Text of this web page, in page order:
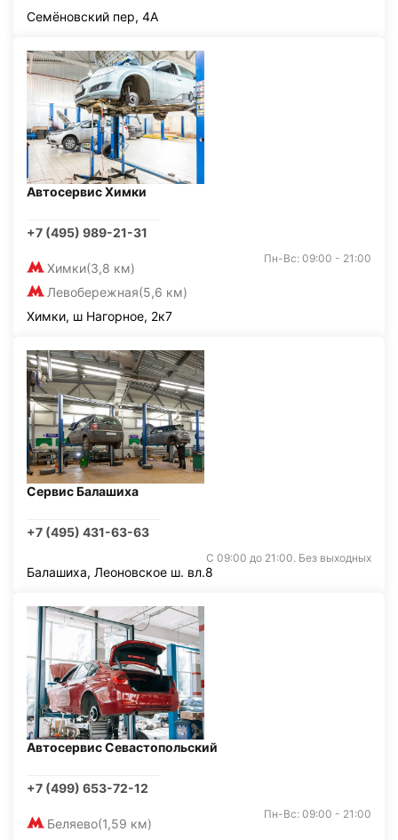
Семёновский пер, 4А
Автосервис Химки
+7 (495) 989-21-31
Химки(3,8 км)
Левобережная(5,6 км)
Пн-Вс: 09:00 - 21:00
Химки, ш Нагорное, 2к7
Сервис Балашиха
+7 (495) 431-63-63
С 09:00 до 21:00. Без выходных
Балашиха, Леоновское ш. вл.8
Автосервис Севастопольский
+7 (499) 653-72-12
Беляево(1,59 км)
Пн-Вс: 09:00 - 21:00